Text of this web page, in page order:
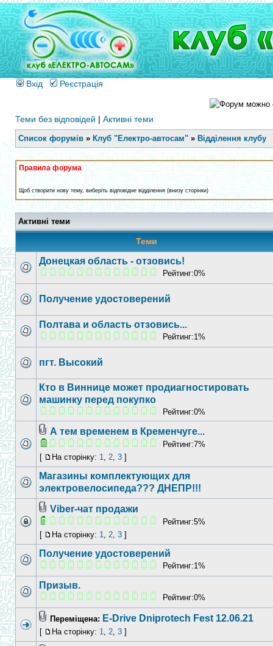
Вхід Реєстрація
Теми без відповідей | Активні теми
Список форумів » Клуб "Електро-автосам" » Відділення клубу
Правила форума
Щоб створити нову тему, виберіть відповідне відділення (внизу сторінки)
Активні теми
Теми
Донецкая область - отзовись!
Рейтинг:0%
Получение удостоверений
Полтава и область отзовись...
Рейтинг:1%
пгт. Высокий
Кто в Виннице может продиагностировать
машинку перед покупко
Рейтинг:0%
А тем временем в Кременчуге...
Рейтинг:7%
[
На сторінку: 1, 2, 3 ]
Магазины комплектующих для
электровелосипеда??? ДНЕПР!!!
Viber-чат продажи
Рейтинг:5%
[
На сторінку: 1, 2, 3 ]
Получение удостоверений
Рейтинг:1%
Призыв.
Рейтинг:0%
Переміщена: E-Drive Dniprotech Fest 12.06.21
[ На сторінку: 1, 2, 3 ]